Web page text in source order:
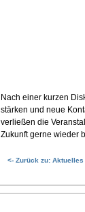
Nach einer kurzen
stärken und neue
verließen die
Zukunft gerne wieder
<- Zurück zu: Aktuelles